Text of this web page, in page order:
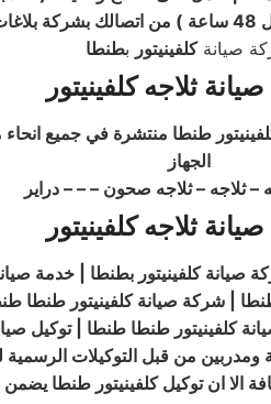
صيانةكلفينيتور بطنطا
ثلاجه كلفينيتور
كلفينيتور طنطا منتشرة في جميع
الجهاز
– ثلاجه – ثلاجه صحون – – – دراير
ثلاجه كلفينيتور
كلفينيتور بطنطا | خدمة
| شركة صيانة كلفينيتور طنطا
كلفينيتور طنطا طنطا | توكيل
من قبل التوكيلات الرسمية
الا ان توكيل كلفينيتور طنطا